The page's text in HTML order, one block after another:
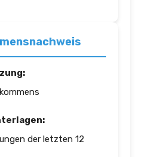
der letzten 12